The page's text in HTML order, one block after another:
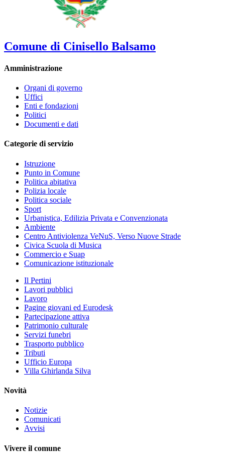
Comune di Cinisello Balsamo
Amministrazione
Organi di governo
Uffici
Enti e fondazioni
Politici
Documenti e dati
Categorie di servizio
Istruzione
Punto in Comune
Politica abitativa
Polizia locale
Politica sociale
Sport
Urbanistica, Edilizia Privata e Convenzionata
Ambiente
Centro Antiviolenza VeNuS, Verso Nuove Strade
Civica Scuola di Musica
Commercio e Suap
Comunicazione istituzionale
Il Pertini
Lavori pubblici
Lavoro
Pagine giovani ed Eurodesk
Partecipazione attiva
Patrimonio culturale
Servizi funebri
Trasporto pubblico
Tributi
Ufficio Europa
Villa Ghirlanda Silva
Novità
Notizie
Comunicati
Avvisi
Vivere il comune